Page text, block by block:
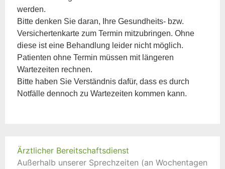
werden.
Bitte denken Sie daran, Ihre Gesundheits- bzw.
Versichertenkarte zum Termin mitzubringen. Ohne
diese ist eine Behandlung leider nicht möglich.
Patienten ohne Termin müssen mit längeren
Wartezeiten rechnen.
Bitte haben Sie Verständnis dafür, dass es durch
Notfälle dennoch zu Wartezeiten kommen kann.
Ärztlicher Bereitschaftsdienst
Außerhalb unserer Sprechzeiten (an Wochentagen